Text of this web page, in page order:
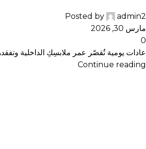
Posted by
admin2
مارس 30, 2026
0
عادات يومية تُقصّر عمر ملابسِكِ الداخلية
Continue reading